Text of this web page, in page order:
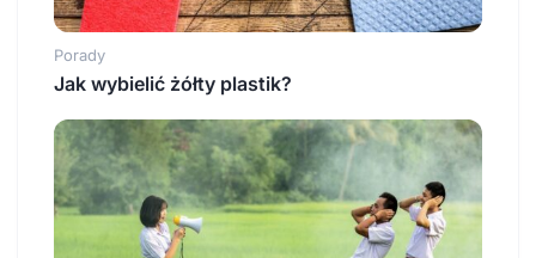
Porady
Jak wybielić żółty plastik?